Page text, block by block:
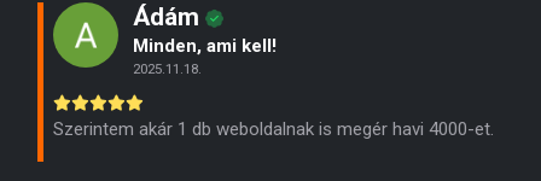
Ádám
Minden, ami kell!
2025.11.18.
Szerintem akár 1 db weboldalnak is megér havi 4000-et.